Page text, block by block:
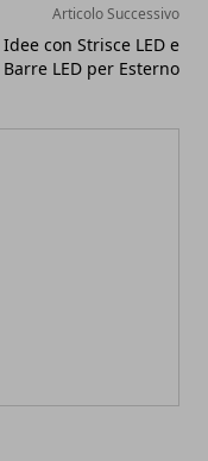
Articolo Successivo
Idee con Strisce LED e
Barre LED per Esterno